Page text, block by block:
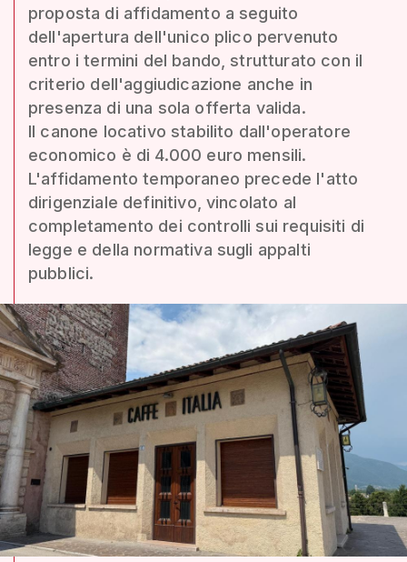
proposta di affidamento a seguito
dell'apertura dell'unico plico pervenuto
entro i termini del bando, strutturato con il
criterio dell'aggiudicazione anche in
presenza di una sola offerta valida.
Il canone locativo stabilito dall'operatore
economico è di 4.000 euro mensili.
L'affidamento temporaneo precede l'atto
dirigenziale definitivo, vincolato al
completamento dei controlli sui requisiti di
legge e della normativa sugli appalti
pubblici.